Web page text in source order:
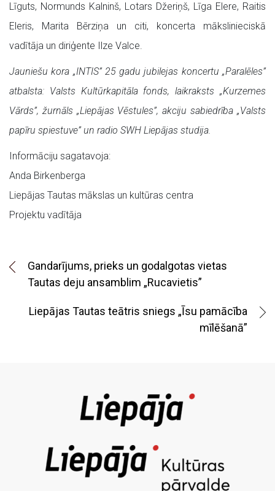
Līguts, Normunds Kalninš, Lotars Džeriņš, Līga Elere, Raitis
Eleris, Marita Bērziņa un citi, koncerta mākslinieciskā
vadītāja un diriģente Ilze Valce.
Jauniešu kora „INTIS” 25 gadu jubilejas koncertu „Paralēles”
atbalsta: Valsts Kultūrkapitāla fonds, laikraksts „Kurzemes
Vārds”, žurnāls „Liepājas Vēstules”, akciju sabiedrība „Valsts
papīru spiestuve” un radio SWH Liepājas studija.
Informāciju sagatavoja:
Anda Birkenberga
Liepājas Tautas mākslas un kultūras centra
Projektu vadītāja
Gandarījums, prieks un godalgotas vietas
Tautas deju ansamblim „Rucavietis”
Liepājas Tautas teātris sniegs „Īsu pamācība
mīlēšanā”